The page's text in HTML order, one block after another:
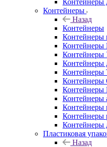
Контейнеры
Контейнеры
Назад
Контейнеры
Контейнеры
Контейнеры
Контейнеры
Контейнеры
Контейнеры
Контейнеры
Контейнеры
Контейнеры
Контейнеры
Пластиковая
Назад